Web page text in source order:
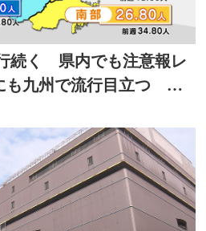
続く 県内でも注意報レ
九州で流行目立つ 大